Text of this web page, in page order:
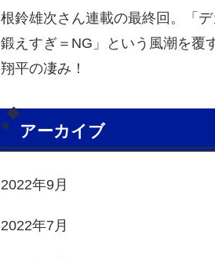
根鈴雄次さん連載の最終回。「デ
鍛えすぎ＝NG」という風潮を覆
翔平の凄み！
アーカイブ
2022年9月
2022年7月